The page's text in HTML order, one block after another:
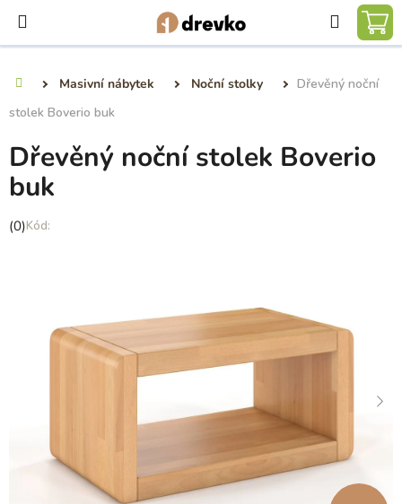
obsah
Hledat
Masivní nábytek Noční stolky
Dřevěný noční
stolek Boverio buk
Dřevěný noční stolek Boverio
buk
Průměrné
hvězdiček.
(0)